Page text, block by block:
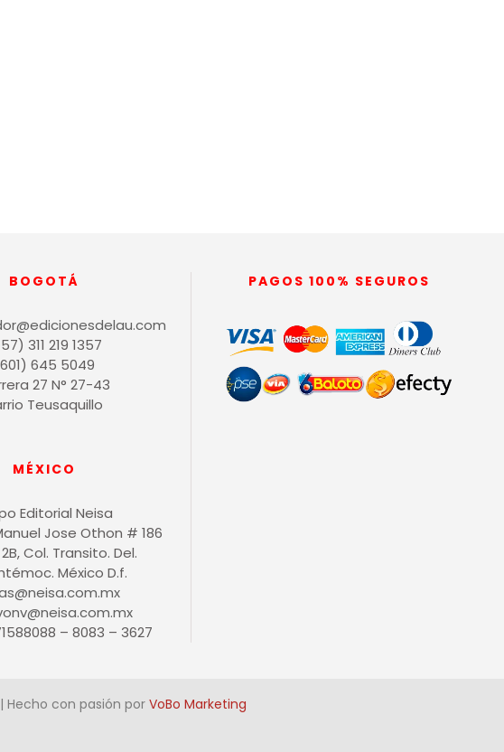
BOGOTÁ
311 219 1357
645 5049
27 N° 27-43
Teusaquillo
MÉXICO
Editorial Neisa
Jose Othon # 186
Col. Transito. Del.
México D.f.
– 8083 – 3627
PAGOS 100% SEGUROS
Hecho con pasión por VoBo Marketing